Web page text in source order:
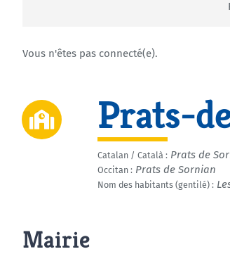
Vous n'êtes pas connecté(e).
Prats-
Catalan / Català : Prats de
Occitan : Prats de Sornian
Nom des habitants (gentilé) :
Mairie